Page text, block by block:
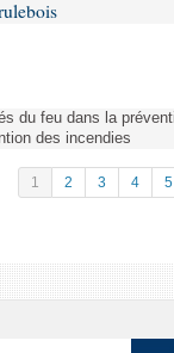
du feu dans la
des incendies
1 2 3 4 5